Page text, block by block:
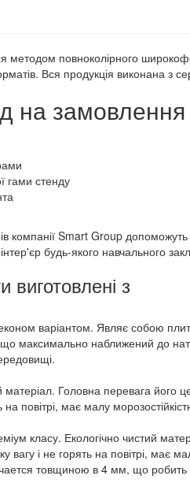
методом повноколірного
Вся продукція виконана з
на
гами стенду
Smart Group допоможуть
будь-якого навчального
з
варіантом. Являє собою
максимально наближений до
матеріал. Головна перевага його
повітрі, має малу
класу. Екологічно чистий
і не горять на повітрі, має
товщиною в 4 мм, що